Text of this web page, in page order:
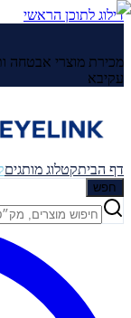
דילוג לתוכן הראשי
מכירת מוצרי אבטחה
עקיבא
דף הביתקטלוג מותגים
חפש